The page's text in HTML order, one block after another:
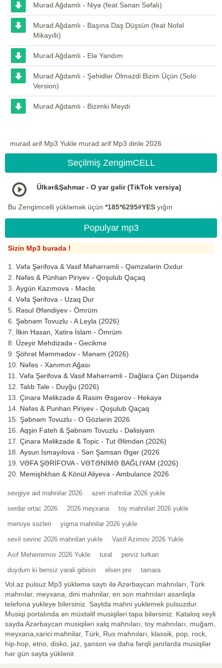
Murad Ağdamlı - Niyə (feat Sənan Səfalı)
Murad Ağdamlı - Başına Daş Düşsün (feat Nofəl
Mikayıllı)
Murad Ağdamlı - Elə Yandım
Murad Ağdamlı - Şəhidlər Ölməzdi Bizim Üçün (Solo
Version)
Murad Ağdamlı - Bizimki Meydi
murad arif Mp3 Yukle murad arif Mp3 dinle 2026
Seçilmiş ZengimCELL
Ülkər&Şahmar - O yar gəlir (TikTok versiya)
Bu Zengimcelli yükləmək üçün *185*6295#YES yığın
Populyar mp3
Sizin Mp3 burada !
Vəfa Şərifova & Vasif Məhərrəmli - Qəmzələrin Oxdur
Nəfəs & Pünhan Piriyev - Qoşulub Qaçaq
Aygün Kazımova - Məclis
Vəfa Şərifova - Uzaq Dur
Rəsul Əfəndiyev - Ömrüm
Şəbnəm Tovuzlu - A Leyla (2026)
İlkin Hasan, Xatirə İslam - Ömrüm
Üzeyir Mehdizadə - Gecikmə
Şöhrət Məmmədov - Mənəm (2026)
Nəfəs - Xanımın Ağası
Vəfa Şərifova & Vasif Məhərrəmli - Dağlara Çən Düşəndə
Talıb Tale - Duyğu (2026)
Çinarə Məlikzadə & Rasim Əsgərov - Hekayə
Nəfəs & Punhan Piriyev - Qoşulub Qaçaq
Şəbnəm Tovuzlu - O Gözlərin 2026
Aqşin Fateh & Şəbnəm Tovuzlu - Dəlisiyəm
Çinarə Məlikzade & Topic - Tut Əlimdən (2026)
Aysun İsmayılova - Sən Şamsan Əgər (2026
VƏFA ŞƏRİFOVA - VƏTƏNİMƏ BAĞLIYAM (2026)
Memişhkhan & Könül Aliyeva - Ambulance 2026
sevgiye aid mahnilar 2026 azeri mahnilar 2026 yukle
serdar ortac 2026 2026 meyxana toy mahnilari 2026 yukle
mersiye sozleri yigma mahnilar 2026 yukle
sevil sevinc 2026 mahnilari yukle Vasif Azimov 2026 Yukle
Asif Meherremov 2026 Yukle tural perviz turkan
duydum ki bensiz yarali gibisin elsen pro tamara
Vol.az pulsuz Mp3 yükləmə saytı ilə Azərbaycan mahnıları, Türk
mahnılar, meyxana, dini mahnilar, en son mahnıları asanliqla
telefona yukleye bilersiniz. Saytda mahni yuklemek pulsuzdur.
Musiqi portalında ən müxtəlif musiqiləri tapa bilərsiniz. Kataloq xeyli
sayda Azərbaycan musiqiləri xalq mahnıları, toy mahnıları, muğam,
meyxana,xarici mahnilar, Türk, Rus mahnıları, klassik, pop, rock,
hip-hop, etno, disko, jaz, şanson və daha fərqli janrlarda musiqilər
hər gün sayta yüklənir.